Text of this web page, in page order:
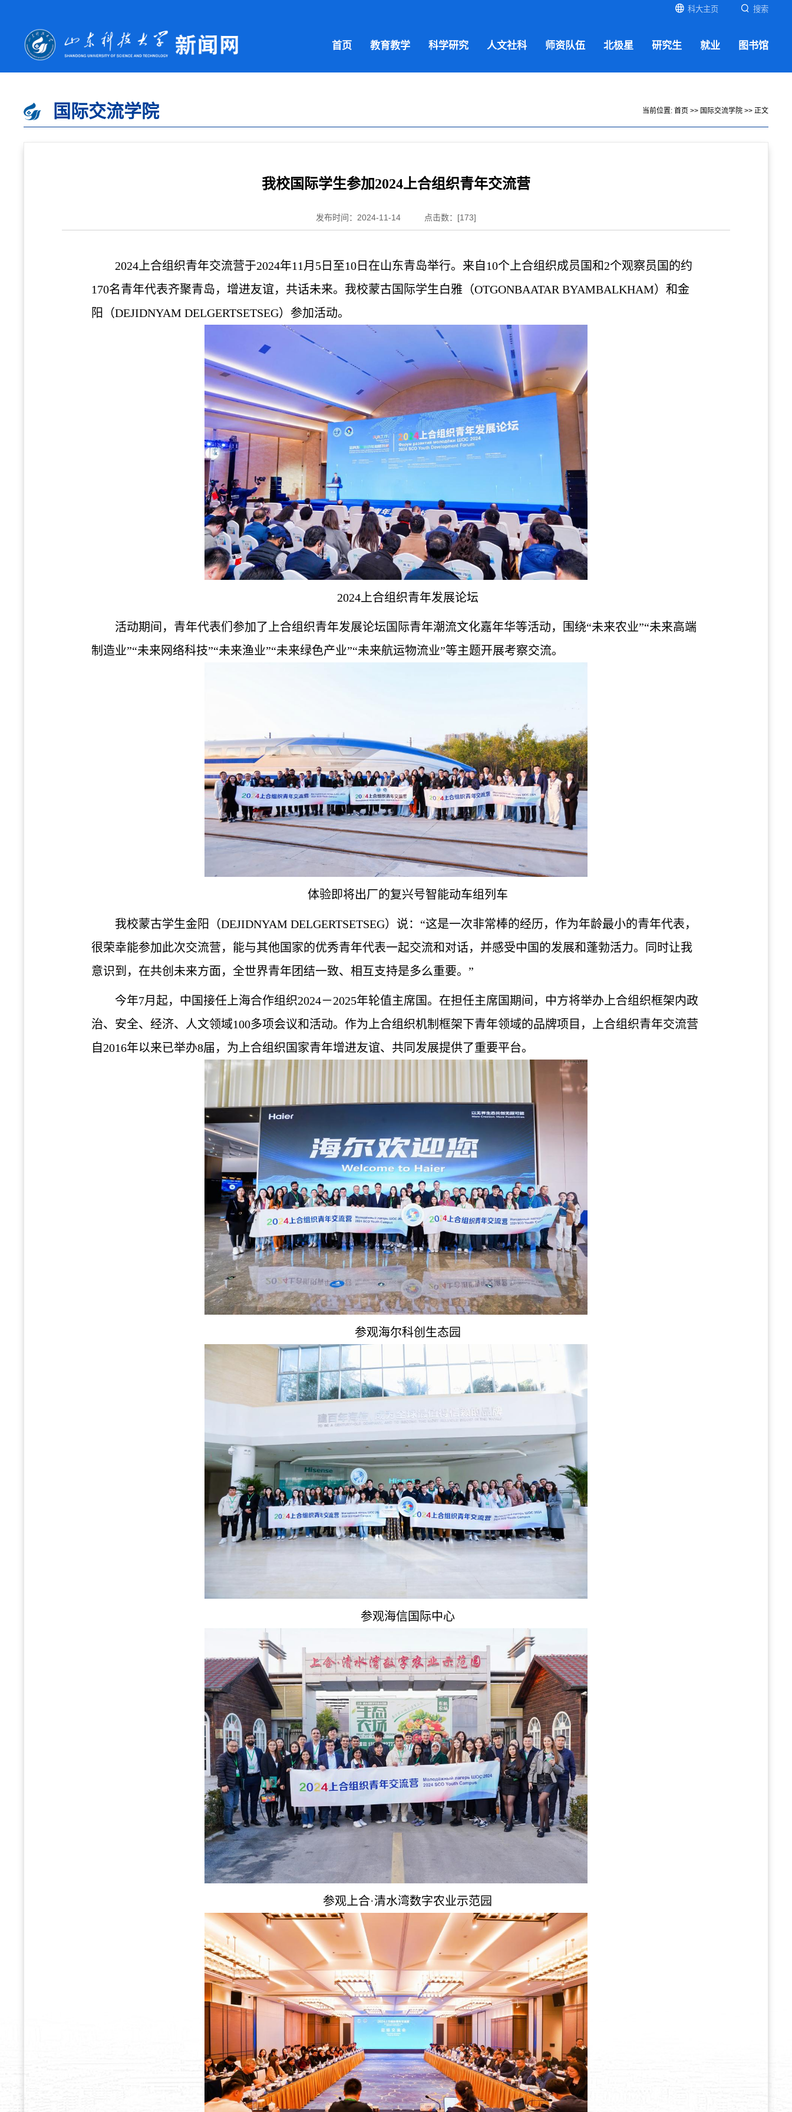
科大主页 搜索
首页 教育教学 科学研究 人文社科 师资队伍 北极星 研究生 就业 图书馆
国际交流学院 当前位置: 首页 >> 国际交流学院>> 正文
我校国际学生参加2024上合组织青年交流营
发布时间：2024-11-14 点击数：[173]
2024上合组织青年交流营于2024年11月5日至10日在山东青岛举行。来自10个上合组织成员国和2个观察员国的约
170名青年代表齐聚青岛，增进友谊，共话未来。我校蒙古国际学生白雅（OTGONBAATAR BYAMBALKHAM）和金
阳（DEJIDNYAM DELGERTSETSEG）参加活动。
2024上合组织青年发展论坛
活动期间，青年代表们参加了上合组织青年发展论坛国际青年潮流文化嘉年华等活动，围绕“未来农业”“未来高端
制造业”“未来网络科技”“未来渔业”“未来绿色产业”“未来航运物流业”等主题开展考察交流。
体验即将出厂的复兴号智能动车组列车
我校蒙古学生金阳（DEJIDNYAM DELGERTSETSEG）说：“这是一次非常棒的经历，作为年龄最小的青年代表，
很荣幸能参加此次交流营，能与其他国家的优秀青年代表一起交流和对话，并感受中国的发展和蓬勃活力。同时让我
意识到，在共创未来方面，全世界青年团结一致、相互支持是多么重要。”
今年7月起，中国接任上海合作组织2024－2025年轮值主席国。在担任主席国期间，中方将举办上合组织框架内政
治、安全、经济、人文领域100多项会议和活动。作为上合组织机制框架下青年领域的品牌项目，上合组织青年交流营
自2016年以来已举办8届，为上合组织国家青年增进友谊、共同发展提供了重要平台。
参观海尔科创生态园
参观海信国际中心
参观上合·清水湾数字农业示范园